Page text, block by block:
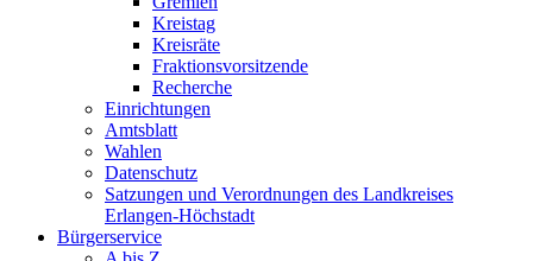
Kreistag
Kreisräte
Fraktionsvorsitzende
Recherche
Einrichtungen
Amtsblatt
Wahlen
Datenschutz
Satzungen und Verordnungen des Landkreises
Erlangen-Höchstadt
Bürgerservice